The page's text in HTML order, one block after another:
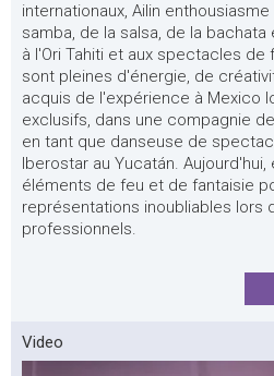
internationaux, Ailin
samba, de la salsa, de la
à l'Ori Tahiti et aux spectacles
sont pleines d'énergie, de
acquis de l'expérience à Mexico
exclusifs, dans une compagnie
en tant que danseuse de
Iberostar au Yucatán.
éléments de feu et de fantaisie
représentations inoubliables lors
professionnels.
Video